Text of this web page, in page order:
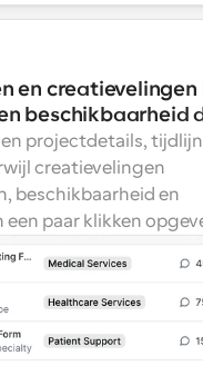
en creatievelingen
beschikbaarheid
projectdetails,
creatievelingen
beschikbaarheid en
een paar klikken